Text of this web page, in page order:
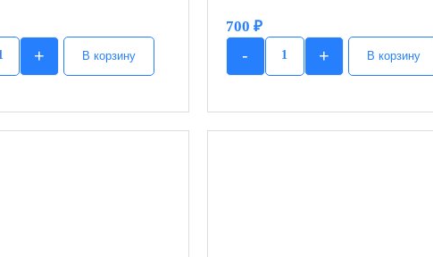
Quantity+ В корзину
700 ₽
Quantity
- + В корзину